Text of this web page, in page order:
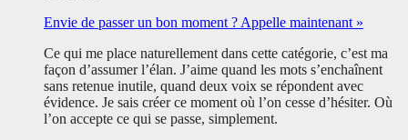
Envie de passer un bon moment ? Appelle maintenant »
Ce qui me place naturellement dans cette catégorie, c’est ma
façon d’assumer l’élan. J’aime quand les mots s’enchaînent
sans retenue inutile, quand deux voix se répondent avec
évidence. Je sais créer ce moment où l’on cesse d’hésiter. Où
l’on accepte ce qui se passe, simplement.